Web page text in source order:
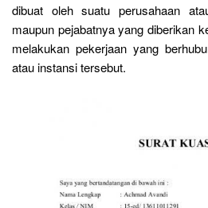
dibuat oleh suatu perusahaan
maupun pejabatnya yang diberikan
melakukan pekerjaan yang
atau instansi tersebut.